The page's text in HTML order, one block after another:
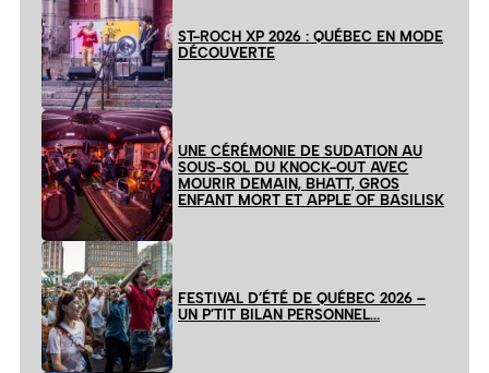
ST-ROCH XP 2026 : QUÉBEC EN MODE
DÉCOUVERTE
UNE CÉRÉMONIE DE SUDATION AU
SOUS-SOL DU KNOCK-OUT AVEC
MOURIR DEMAIN, BHATT, GROS
ENFANT MORT ET APPLE OF BASILISK
FESTIVAL D’ÉTÉ DE QUÉBEC 2026 –
UN P’TIT BILAN PERSONNEL…